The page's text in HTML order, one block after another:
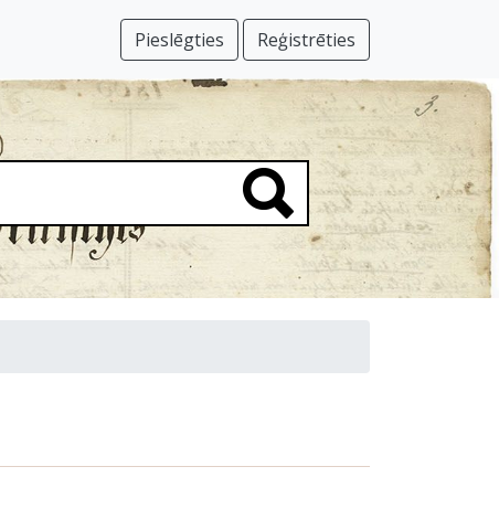
Pieslēgties Reģistrēties